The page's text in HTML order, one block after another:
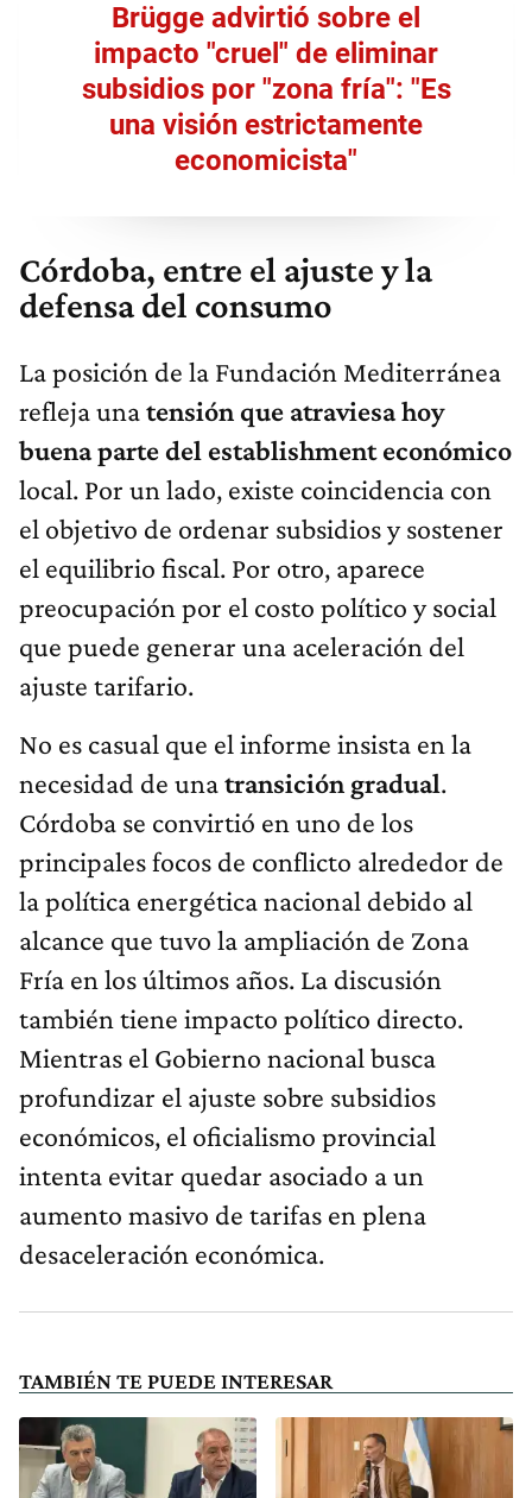
Brügge advirtió sobre el
impacto "cruel" de eliminar
subsidios por "zona fría": "Es
una visión estrictamente
economicista"
Córdoba, entre el ajuste y la
defensa del consumo
La posición de la Fundación Mediterránea
refleja unatensión que atraviesa hoy
buena parte del establishment económico
local. Por un lado, existe coincidencia con
el objetivo de ordenar subsidios y sostener
el equilibrio fiscal. Por otro, aparece
preocupación por el costo político y social
que puede generar una aceleración del
ajuste tarifario.
No es casual que el informe insista en la
necesidad de unatransición gradual.
Córdoba se convirtió en uno de los
principales focos de conflicto alrededor de
la política energética nacional debido al
alcance que tuvo la ampliación de Zona
Fría en los últimos años. La discusión
también tiene impacto político directo.
Mientras el Gobierno nacional busca
profundizar el ajuste sobre subsidios
económicos, el oficialismo provincial
intenta evitar quedar asociado a un
aumento masivo de tarifas en plena
desaceleración económica.
TAMBIÉN TE PUEDE INTERESAR